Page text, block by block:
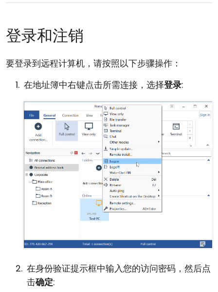
登录和注销
要登录到远程计算机，请按照以下步骤操作：
在地址簿中右键点击所需连接，选择登录:
在身份验证提示框中输入您的访问密码，然后点
击确定: